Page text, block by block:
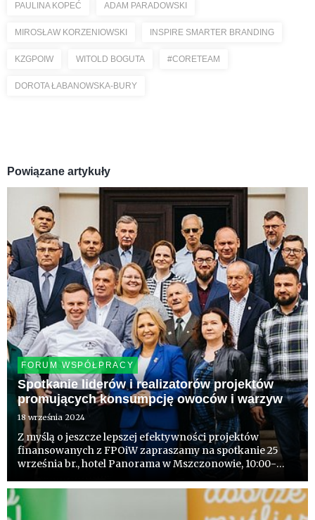
PAULINA KOPEĆ ADAM PARADOWSKI
MIROSŁAW KORZENIOWSKI INSPIRE SMARTER BRANDING
KZGPOIW WITOLD BOGUTA #CORETEAM
DOROTA ŁABANOWSKA-BURY
Powiązane artykuły
FORUM WSPÓŁPRACY
Spotkanie liderów i realizatorów projektów
promujących konsumpcję owoców i warzyw
18 września 2024
Z myślą o jeszcze lepszej efektywności projektów
finansowanych z FPOiW zapraszamy na spotkanie 25
września br., hotel Panorama w Mszczonowie, 10:00-
kampanii, realizujących je organizacji, organizacji
partnerskich, agencj...